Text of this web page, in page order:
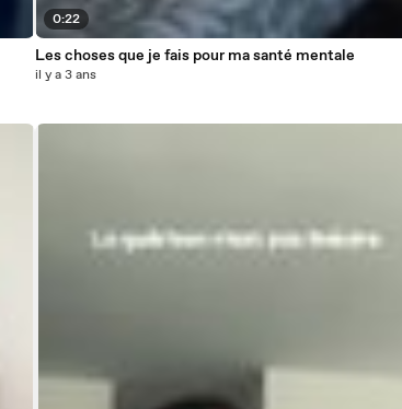
0:22
Les choses que je fais pour ma santé mentale
il y a 3 ans